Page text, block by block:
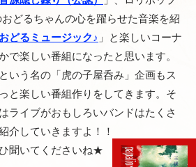
どるちゃんの心を躍らせた音楽を紹
どるミュージック♪ 」と楽しいコーナ
で楽しい番組になったと思います。
いう名の「虎の子屋呑み」企画もス
と楽しい番組作りをしてきます。そ
ライブがおもしろいバンドはたくさ
介していきますよ！！
聞いてくださいね★